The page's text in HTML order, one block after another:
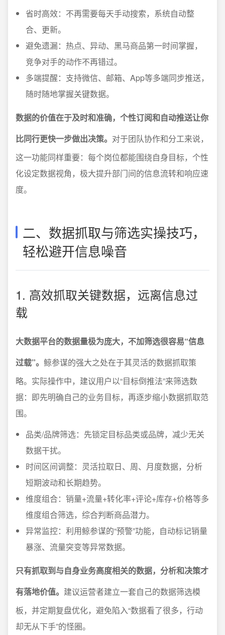
省时高效：不再需要每天手动搜索，系统自动整
合、更新。
避免遗漏：热点、异动、黑马商品第一时间掌握，
竞争对手的动作不再错过。
多端提醒：支持微信、邮箱、App等多端同步推送，
随时随地掌握关键数据。
数据的价值在于及时和准确，个性订阅和自动推送让你
比同行更快一步做出决策。 对于团队协作和分工来说，
这一功能同样重要：每个岗位都能围绕自身目标，个性
化设定数据视角，极大提升部门间的信息流转和响应速
度。
二、数据抓取与筛选实操技巧，
轻松避开信息噪音
1. 高效抓取关键数据，远离信息过
载
大数据平台的数据量极为庞大，不加筛选很容易“信息
过载”。 鲸参谋的强大之处在于其灵活的数据抓取策
略。实际操作中，建议用户以“目标倒推法”来筛选数
据：即先明确自己的业务目标，再逐步缩小数据抓取范
围。
品类/品牌筛选：先锁定目标品类或品牌，减少无关
数据干扰。
时间区间调整：灵活拉取日、周、月度数据，分析
短期波动和长期趋势。
维度组合：销量+流量+转化率+评论+库存+价格等多
维度组合筛选，综合判断商品潜力。
异常监控：利用鲸参谋的“预警”功能，自动标记销量
暴涨、流量突变等异常数据。
只有抓取到与自身业务高度相关的数据，分析和决策才
有落地价值。 建议运营者建立一套自己的数据筛选模
板，并定期复盘优化，避免陷入“数据看了很多，行动
却无从下手”的怪圈。